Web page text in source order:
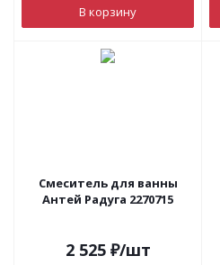
В корзину
Смеситель для ванны
Антей Радуга 2270715
2 525₽/шт